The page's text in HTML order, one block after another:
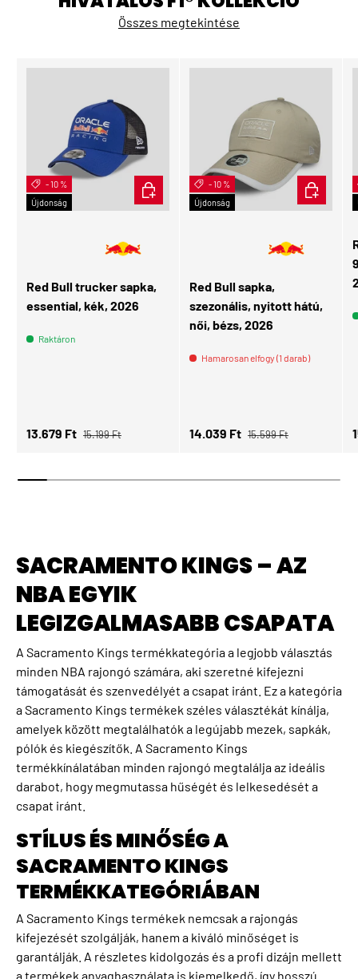
Összes megtekintése
- 10 %
Újdonság
Red Bull trucker sapka,
essential, kék, 2026
Raktáron
Eladási ár
13.679 Ft Normál ár
15.199 Ft
KOSÁRBA
- 10 %
Újdonság
👩 Női
Red Bull sapka,
szezonális, nyitott hátú,
női, bézs, 2026
Hamarosan elfogy (1 darab)
Eladási ár
14.039 Ft Normál ár
15.599 Ft
KOSÁRBA
SACRAMENTO KINGS – AZ
NBA EGYIK
LEGIZGALMASABB CSAPATA
A Sacramento Kings termékkategória a legjobb választás
minden NBA rajongó számára, aki szeretné kifejezni
támogatását és szenvedélyét a csapat iránt. Ez a kategória
a Sacramento Kings termékek széles választékát kínálja,
amelyek között megtalálhatók a legújabb mezek, sapkák,
pólók és kiegészítők. A Sacramento Kings
termékkínálatában minden rajongó megtalálja az ideális
darabot, hogy megmutassa hűségét és lelkesedését a
csapat iránt.
STÍLUS ÉS MINŐSÉG A
SACRAMENTO KINGS
TERMÉKKATEGÓRIÁBAN
A Sacramento Kings termékek nemcsak a rajongás
kifejezését szolgálják, hanem a kiváló minőséget is
garantálják. A részletes kidolgozás és a profi dizájn mellett
a termékek anyaghasználata is kiemelkedő, így hosszú